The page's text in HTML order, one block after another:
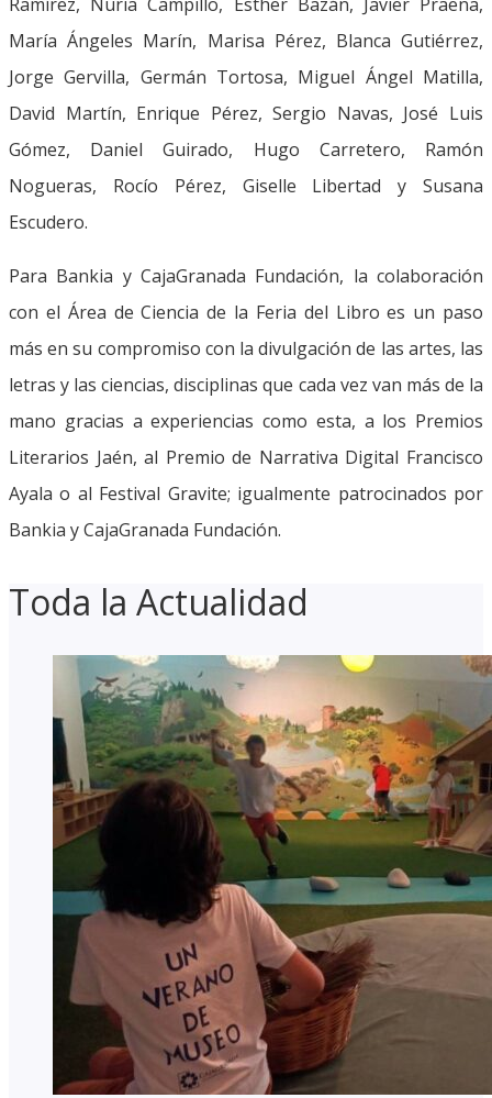
María Ángeles Marín, Marisa Pérez, Blanca Gutiérrez,
Jorge Gervilla, Germán Tortosa, Miguel Ángel Matilla,
David Martín, Enrique Pérez, Sergio Navas, José Luis
Gómez, Daniel Guirado, Hugo Carretero, Ramón
Nogueras, Rocío Pérez, Giselle Libertad y Susana
Escudero.
Para Bankia y CajaGranada Fundación, la colaboración
con el Área de Ciencia de la Feria del Libro es un paso
más en su compromiso con la divulgación de las artes, las
letras y las ciencias, disciplinas que cada vez van más de la
mano gracias a experiencias como esta, a los Premios
Literarios Jaén, al Premio de Narrativa Digital Francisco
Ayala o al Festival Gravite; igualmente patrocinados por
Bankia y CajaGranada Fundación.
Toda la Actualidad